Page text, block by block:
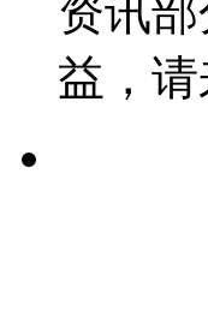
资讯
益，